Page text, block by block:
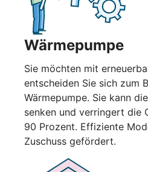
Wärmepumpe
Sie möchten mit
entscheiden Sie sich zum
Wärmepumpe. Sie kann
senken und verringert die
90 Prozent. Effiziente
Zuschuss gefördert.